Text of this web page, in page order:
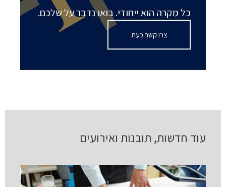
כל מקרה הוא ייחודי. בואו נדבר על שלכם.
צרו קשר כעת
עוד חדשות, תובנות ואירועים